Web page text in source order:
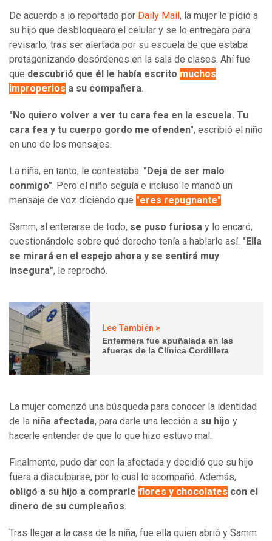
De acuerdo a lo reportado por Daily Mail , la mujer le pidió a
su hijo que desbloqueara el celular y se lo entregara para
revisarlo, tras ser alertada por su escuela de que estaba
protagonizando desórdenes en la sala de clases. Ahí fue
que descubrió que él le había escrito muchos
improperios a su compañera.
"No quiero volver a ver tu cara fea en la escuela. Tu
cara fea y tu cuerpo gordo me ofenden", escribió el niño
en uno de los mensajes.
La niña, en tanto, le contestaba: "Deja de ser malo
conmigo". Pero el niño seguía e incluso le mandó un
mensaje de voz diciendo que "eres repugnante".
Samm, al enterarse de todo, se puso furiosa y lo encaró,
cuestionándole sobre qué derecho tenía a hablarle así. "Ella
se mirará en el espejo ahora y se sentirá muy
insegura", le reprochó.
Lee También >
Enfermera fue apuñalada en las
afueras de la Clínica Cordillera
La mujer comenzó una búsqueda para conocer la identidad
de la niña afectada, para darle una lección a su hijo y
hacerle entender de que lo que hizo estuvo mal.
Finalmente, pudo dar con la afectada y decidió que su hijo
fuera a disculparse, por lo cual lo acompañó. Además,
obligó a su hijo a comprarle flores y chocolates con el
dinero de su cumpleaños.
Tras llegar a la casa de la niña, fue ella quien abrió y Samm